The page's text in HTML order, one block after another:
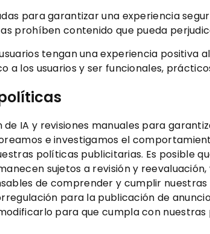
para garantizar una experiencia
prohíben contenido que pueda
tengan una experiencia
a los usuarios y ser funcionales,
de IA y revisiones manuales para
e investigamos el
políticas publicitarias. Es posible
sujetos a revisión y
de comprender y cumplir
para la publicación de
para que cumpla con